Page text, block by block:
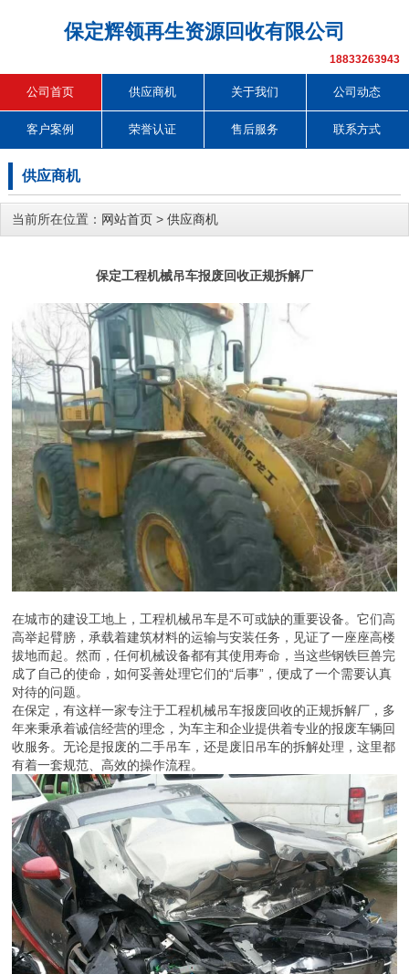
保定辉领再生资源回收有限公司
18833263943
公司首页 供应商机 关于我们 公司动态
客户案例 荣誉认证 售后服务 联系方式
供应商机
当前所在位置： 网站首页 > 供应商机
保定工程机械吊车报废回收正规拆解厂
在城市的建设工地上，工程机械吊车是不可或缺的重要设备。它们高
高举起臂膀，承载着建筑材料的运输与安装任务，见证了一座座高楼
拔地而起。然而，任何机械设备都有其使用寿命，当这些钢铁巨兽完
成了自己的使命，如何妥善处理它们的“后事”，便成了一个需要认真
对待的问题。
在保定，有这样一家专注于工程机械吊车报废回收的正规拆解厂，多
年来秉承着诚信经营的理念，为车主和企业提供着专业的报废车辆回
收服务。无论是报废的二手吊车，还是废旧吊车的拆解处理，这里都
有着一套规范、高效的操作流程。